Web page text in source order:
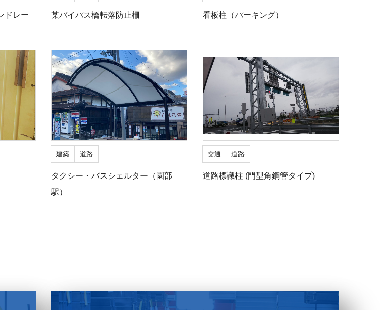
ドレー
某バイパス橋転落防止柵 看板柱（パーキング）
建築 道路
タクシー・バスシェルター（園部
駅）
交通 道路
道路標識柱 (⾨型⾓鋼管タイプ)